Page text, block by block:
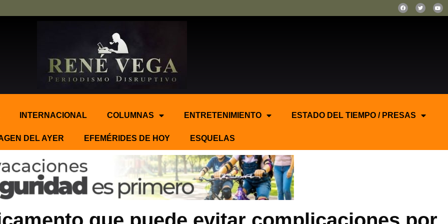
INTERNACIONAL COLUMNAS ENTRETENIMIENTO ESTADO DEL TIEMPO / PRESAS
DEL AYER EFEMÉRIDES DE HOY ESQUELAS